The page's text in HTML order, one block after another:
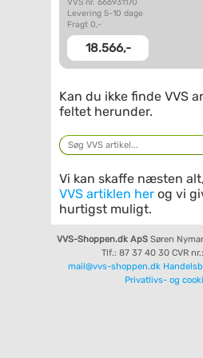
Levering 5-10 dage
Fragt 0,-
18.566,-
Kan du ikke finde VVS
feltet herunder.
Vi kan skaffe næsten alt,
VVS artiklen her og vi
hurtigst muligt.
VVS-Shoppen.dk ApS Søren
Tlf.: 87 37 40 30 CVR
mail@vvs-shoppen.dk
Privatlivs- og